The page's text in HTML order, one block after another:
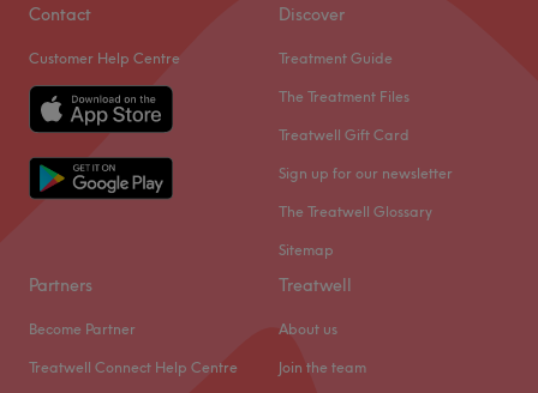
Contact
Customer Help Centre
Discover
Treatment Guide
The Treatment Files
Treatwell Gift Card
Sign up for our newsletter
The Treatwell Glossary
Sitemap
Partners
Become Partner
Treatwell Connect Help Centre
Treatwell
About us
Join the team